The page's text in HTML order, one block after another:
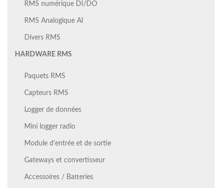
RMS numérique DI/DO
RMS Analogique AI
Divers RMS
HARDWARE RMS
Paquets RMS
Capteurs RMS
Logger de données
Mini logger radio
Module d'entrée et de sortie
Gateways et convertisseur
Accessoires / Batteries